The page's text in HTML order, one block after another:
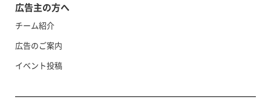
広告主の方へ
チーム紹介
広告のご案内
イベント投稿